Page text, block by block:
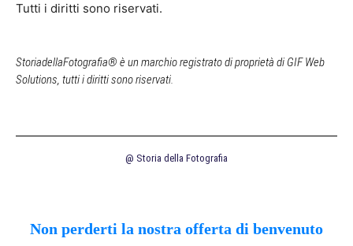
Tutti i diritti sono riservati.
StoriadellaFotografia® è un marchio registrato di proprietà di GIF Web
Solutions, tutti i diritti sono riservati.
@ Storia della Fotografia
Non perderti la nostra offerta di benvenuto